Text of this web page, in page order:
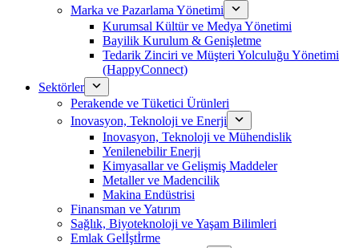
Marka ve Pazarlama Yönetimi
Kurumsal Kültür ve Medya Yönetimi
Bayilik Kurulum & Genişletme
Tedarik Zinciri ve Müşteri Yolculuğu Yönetimi
(HappyConnect)
Sektörler
Perakende ve Tüketici Ürünleri
Inovasyon, Teknoloji ve Enerji
Inovasyon, Teknoloji ve Mühendislik
Yenilenebilir Enerji
Kimyasallar ve Gelişmiş Maddeler
Metaller ve Madencilik
Makina Endüstrisi
Finansman ve Yatırım
Sağlık, Biyoteknoloji ve Yaşam Bilimleri
Emlak Gelİştİrme